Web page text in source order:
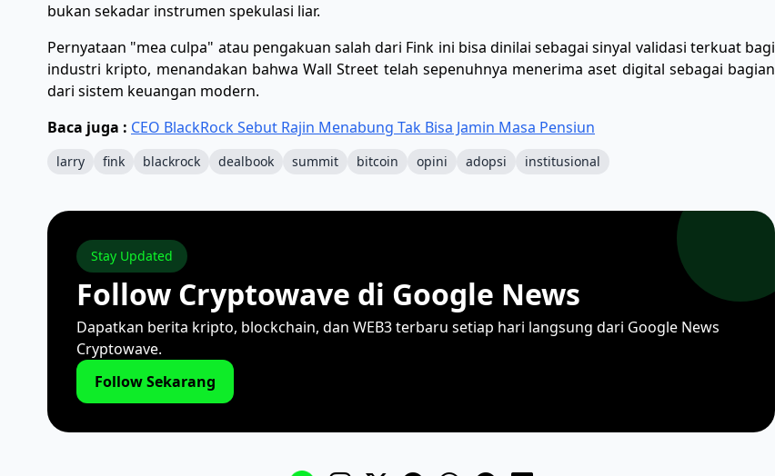
bukan sekadar instrumen spekulasi liar.
​Pernyataan "mea culpa" atau pengakuan salah dari Fink ini bisa dinilai sebagai sinyal validasi terkuat bagi
industri kripto, menandakan bahwa Wall Street telah sepenuhnya menerima aset digital sebagai bagian
dari sistem keuangan modern.
Baca juga : CEO BlackRock Sebut Rajin Menabung Tak Bisa Jamin Masa Pensiun
larry fink blackrock dealbook summit bitcoin opini adopsi institusional
Stay Updated
Follow Cryptowave di Google News
Dapatkan berita kripto, blockchain, dan WEB3 terbaru setiap hari langsung dari Google News
Cryptowave.
Follow Sekarang